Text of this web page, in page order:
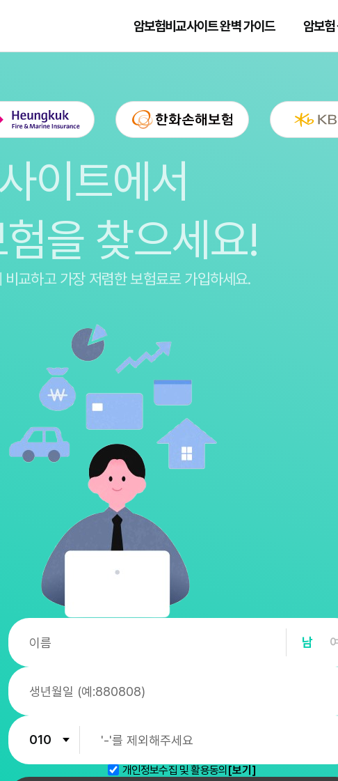
암보험비교사이트 완벽 가이드 암보험
이트에서
을 찾으세요!
교하고 가장 저렴한 보험료로 가입하세요.
남
개인정보수집 및 활용동의 [보기]